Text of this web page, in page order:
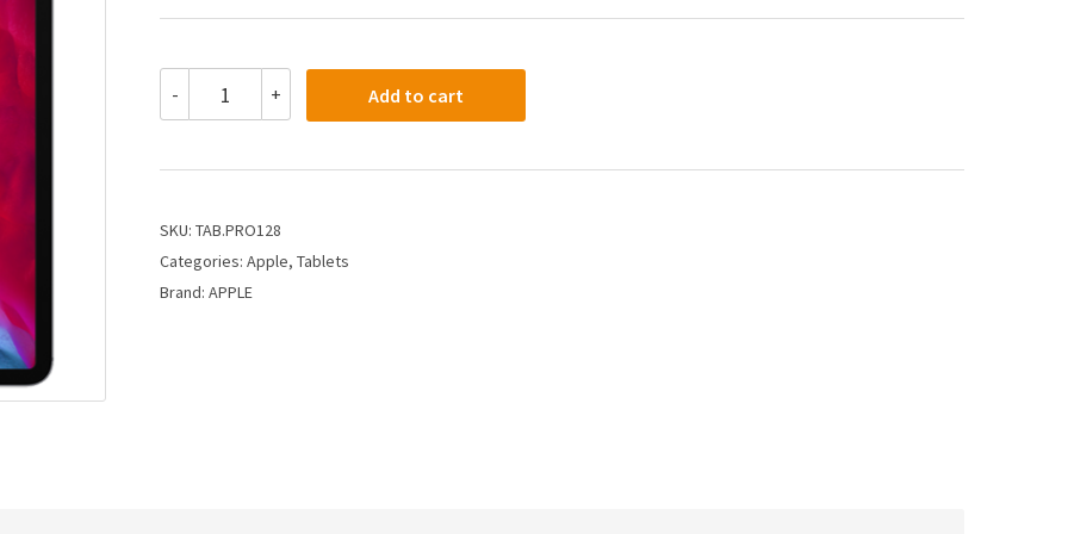
- + Add to cart
SKU: TAB.PRO128
Categories: Apple, Tablets
Brand: APPLE